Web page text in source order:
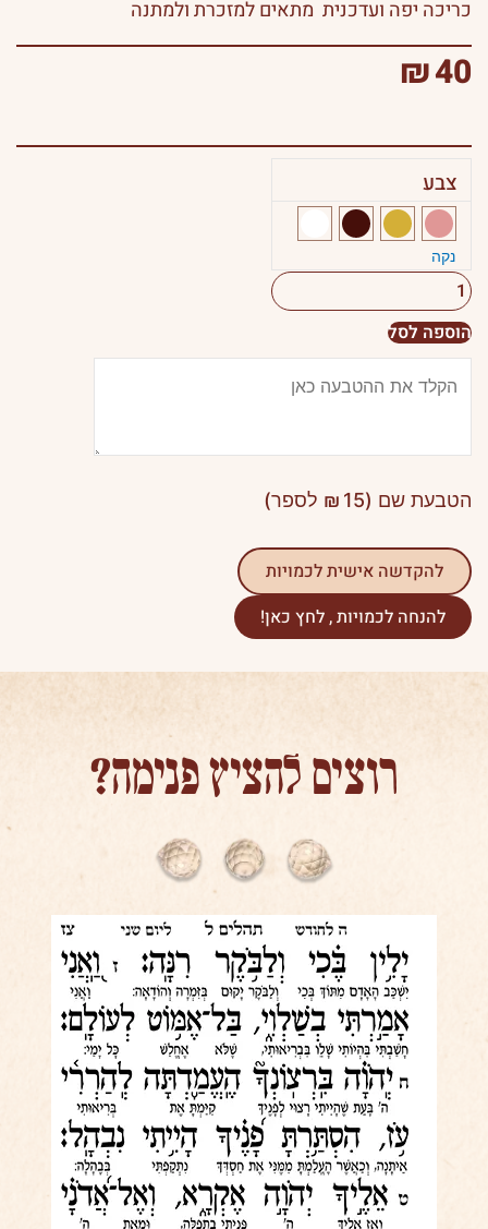
כריכה יפה ועדכנית מתאים למזכרת ולמתנה
₪40
הטבעת שם ( ₪ 15 לספר)
צבע
נקה
תהלים
כיס
PU
כריכה
רכה
הוספה לסל
להקדשה אישית לכמויות
להנחה לכמויות , לחץ כאן!
רוצים להציץ פנימה?